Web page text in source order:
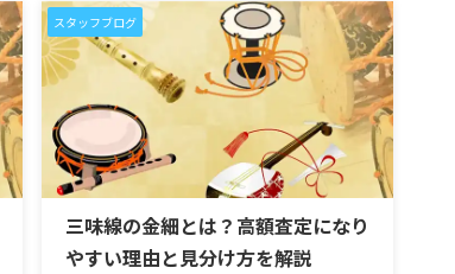
スタッフブログ
三味線の金細とは？高額査定になり
やすい理由と見分け方を解説